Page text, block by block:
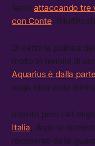
fermi attaccando tre
con Conte. (HuffPost)
Di certo la politica
molto in termini di
Aquarius è dalla
vaga idea della
Intanto però i 41
Italia , dopo la
recuperati dalla